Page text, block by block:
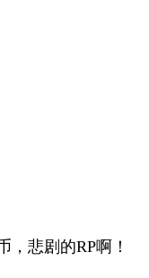
，悲剧的RP啊！